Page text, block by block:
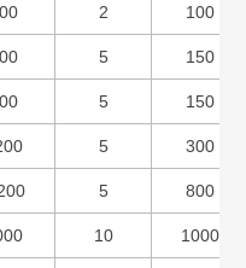
2 100
5 150
5 150
5 300
5 800
10 1000